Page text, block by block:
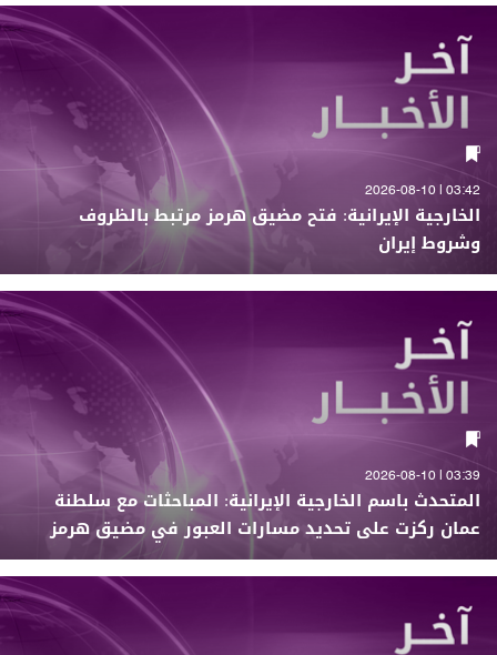
03:42 | 2026-08-10
الخارجية الإيرانية: فتح مضيق هرمز مرتبط بالظروف
وشروط إيران
03:39 | 2026-08-10
المتحدث باسم الخارجية الإيرانية: المباحثات مع سلطنة
عمان ركزت على تحديد مسارات العبور في مضيق هرمز